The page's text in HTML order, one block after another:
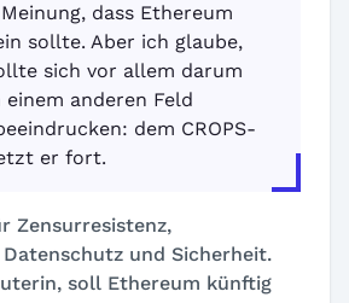
dass Ethereum
sollte. Aber ich glaube,
sich vor allem darum
einem anderen Feld
dem CROPS-
er fort.
Zensurresistenz,
und Sicherheit.
soll Ethereum künftig